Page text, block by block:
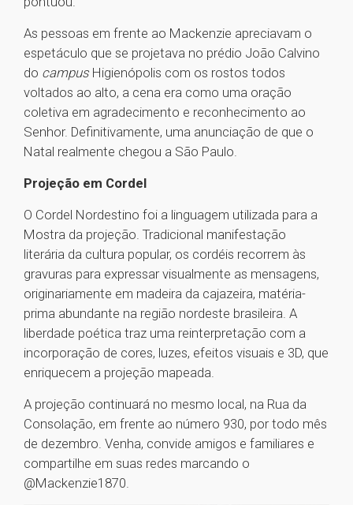
As pessoas em frente ao Mackenzie apreciavam o
espetáculo que se projetava no prédio João Calvino
do campus Higienópolis com os rostos todos
voltados ao alto, a cena era como uma oração
coletiva em agradecimento e reconhecimento ao
Senhor. Definitivamente, uma anunciação de que o
Natal realmente chegou a São Paulo.
Projeção em Cordel
O Cordel Nordestino foi a linguagem utilizada para a
Mostra da projeção. Tradicional manifestação
literária da cultura popular, os cordéis recorrem às
gravuras para expressar visualmente as mensagens,
originariamente em madeira da cajazeira, matéria-
prima abundante na região nordeste brasileira. A
liberdade poética traz uma reinterpretação com a
incorporação de cores, luzes, efeitos visuais e 3D, que
enriquecem a projeção mapeada.
A projeção continuará no mesmo local, na Rua da
Consolação, em frente ao número 930, por todo mês
de dezembro. Venha, convide amigos e familiares e
compartilhe em suas redes marcando o
@Mackenzie1870.